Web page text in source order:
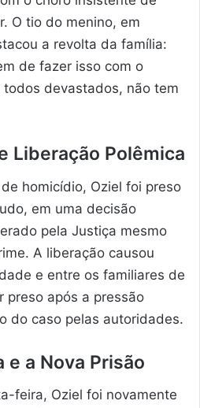
O tio do menino, em
a revolta da família:
de fazer isso com o
todos devastados, não tem
Liberação Polêmica
homicídio, Oziel foi preso
em uma decisão
pela Justiça mesmo
A liberação causou
e entre os familiares de
preso após a pressão
do caso pelas autoridades.
e a Nova Prisão
feira, Oziel foi novamente